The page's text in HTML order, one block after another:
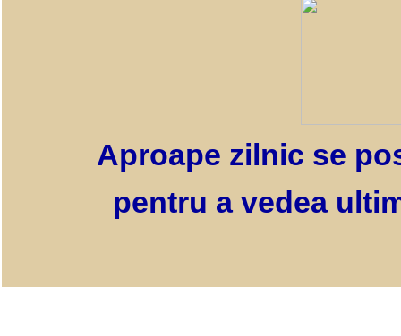
Aproape zilnic se
pentru a vedea